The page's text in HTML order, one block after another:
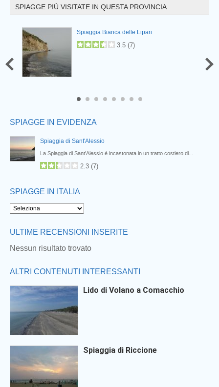
SPIAGGE PIÙ VISITATE IN QUESTA PROVINCIA
Spiaggia Bianca delle Lipari
3.5 (7)
SPIAGGE IN EVIDENZA
Spiaggia di Sant'Alessio
La Spiaggia di Sant'Alessio è incastonata in un tratto costiero di...
2.3 (7)
SPIAGGE IN ITALIA
ULTIME RECENSIONI INSERITE
Nessun risultato trovato
ALTRI CONTENUTI INTERESSANTI
Lido di Volano a Comacchio
Spiaggia di Riccione